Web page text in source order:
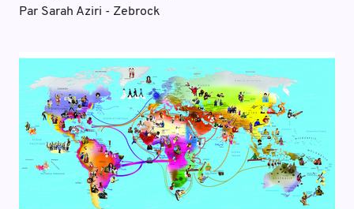
Par Sarah Aziri - Zebrock